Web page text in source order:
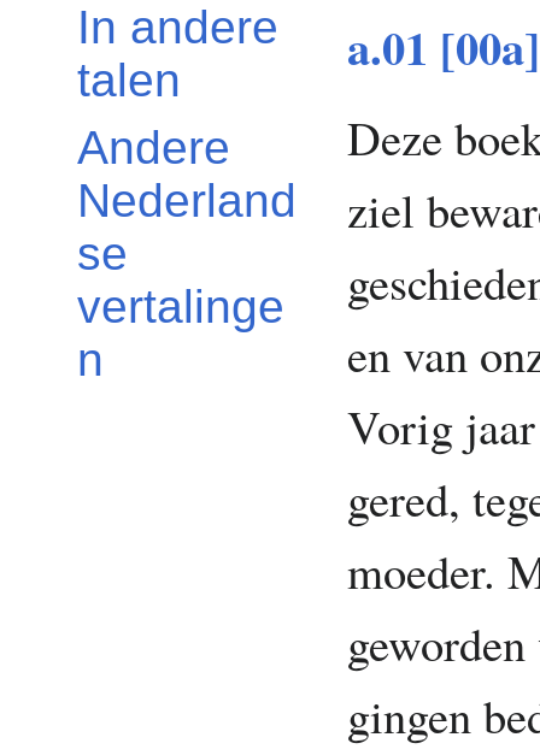
In andere
talen
Andere
Nederland
se
vertalinge
n
a.01 [00a]
Deze
ziel
en van
Vorig
gered,
moeder.
gingen